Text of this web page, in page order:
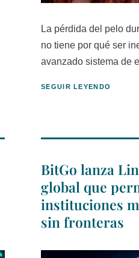
La pérdida del pelo
no tiene por qué ser
avanzado sistema de
SEGUIR LEYENDO
BitGo lanza
global que
instituciones
sin fronteras